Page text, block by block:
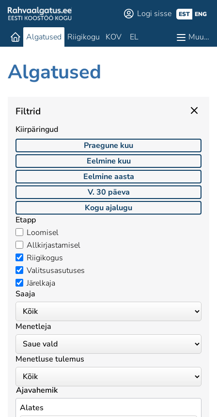
Logi sisse EST ENG
Algatused Riigikogu KOV EL Muu…
Algatused
Filtrid
Kiirpäringud
Praegune kuu
Eelmine kuu
Eelmine aasta
V. 30 päeva
Kogu ajalugu
Etapp
Loomisel
Allkirjastamisel
Riigikogus
Valitsusasutuses
Järelkaja
Saaja
Menetleja
Menetluse tulemus
Ajavahemik
Alates